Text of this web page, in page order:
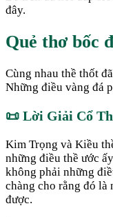
đây.
Quẻ thơ bốc
Cùng nhau thề thốt
Những điều vàng đá
📜 Lời Giải Cổ
Kim Trọng và Kiều
những điều thề ước
không phải những
chàng cho rằng đó là
được.